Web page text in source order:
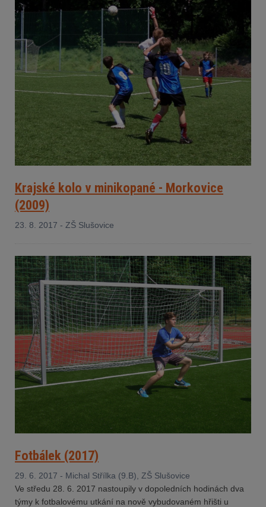
Krajské kolo v minikopané - Morkovice
(2009)
23. 8. 2017 - ZŠ Slušovice
Fotbálek (2017)
29. 6. 2017 - Michal Střílka (9.B), ZŠ Slušovice
Ve středu 28. 6. 2017 nastoupily v dopoledních hodinách dva
týmy k fotbalovému utkání na nově vybudovaném hřišti u